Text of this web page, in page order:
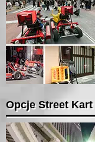
Opcje Street Kart